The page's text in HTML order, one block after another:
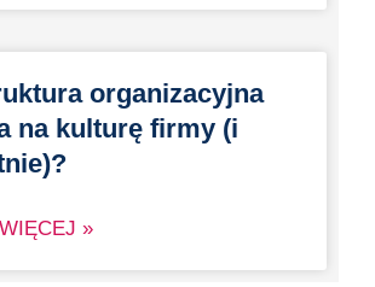
organizacyjna
na kulturę firmy (i
»